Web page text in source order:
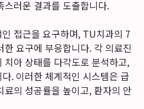
스러운 결과를 도출합니다.
접근을 요구하며, TU치과의 7
요구에 부응합니다. 각 의료진
아 상태를 다각도로 분석하고,
. 이러한 체계적인 시스템은 급
의 성공률을 높이고, 환자의 안